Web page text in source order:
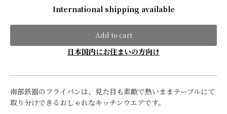
International shipping available
Add to cart
日本国内にお住まいの方向け
南部鉄器のフライパンは、見た目も素敵で熱いままテーブルにて
取り分けできるおしゃれなキッチンウエアです。